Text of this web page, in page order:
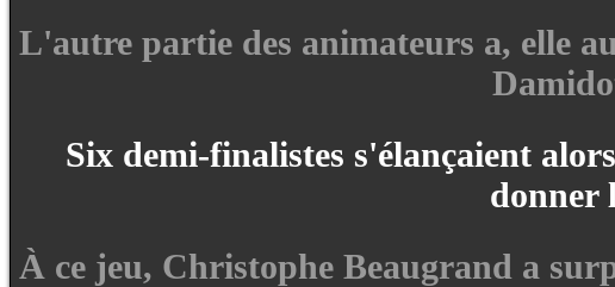
L'autre partie des animateurs a, elle
Six demi-finalistes s'élançaient
donner
À ce jeu, Christophe Beaugrand a